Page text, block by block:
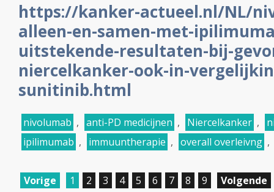
https://kanker-actueel.nl/NL/
alleen-en-samen-met-
uitstekende-resultaten-bij-
niercelkanker-ook-in-
sunitinib.html
nivolumab , anti-PD medicijnen , Niercelkanker ,
ipilimumab , immuuntherapie , overall overleivng ,
Vorige 1 2 3 4 5 6 7 8 9 Volgende